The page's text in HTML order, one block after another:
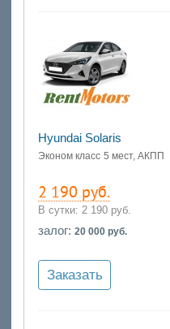
Hyundai Solaris
Эконом класс 5 мест, АКПП
2 190 руб.
В сутки:2 190 руб.
залог:20 000 руб.
Заказать